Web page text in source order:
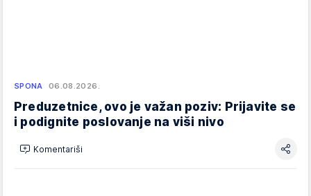
SPONA 06.08.2026.
Preduzetnice, ovo je važan poziv: Prijavite se
i podignite poslovanje na viši nivo
Komentariši